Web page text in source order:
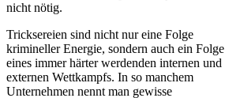
nicht nötig.
Tricksereien sind nicht nur eine Folge
krimineller Energie, sondern auch ein Folge
eines immer härter werdenden internen und
externen Wettkampfs. In so manchem
Unternehmen nennt man gewisse